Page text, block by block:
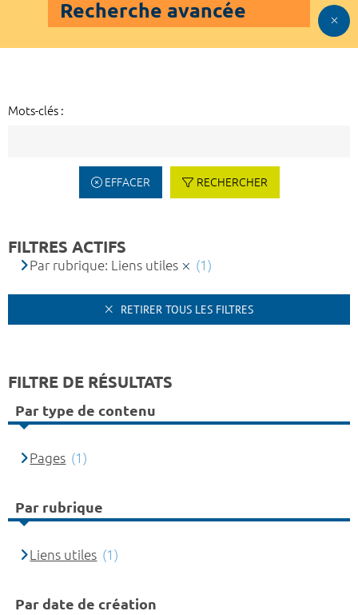
Recherche avancée
Mots-clés :
EFFACER RECHERCHER
FILTRES ACTIFS
Par rubrique: Liens utiles (1)
RETIRER TOUS LES FILTRES
FILTRE DE RÉSULTATS
Par type de contenu
Pages (1)
Par rubrique
Liens utiles (1)
Par date de création